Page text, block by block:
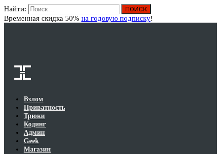
Найти:
Временная скидка 50% на годовую подписку!
Взлом
Приватность
Трюки
Кодинг
Админ
Geek
Магазин